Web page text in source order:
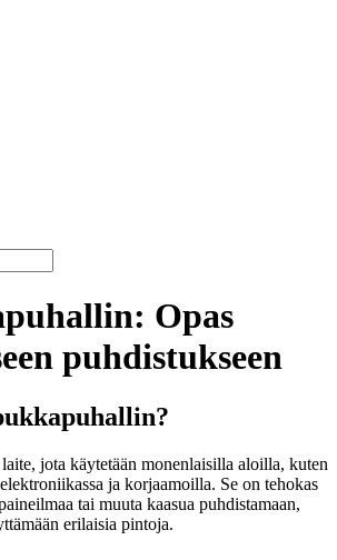
Opas
puhdistukseen
jota käytetään monenlaisilla aloilla, kuten
ja korjaamoilla. Se on tehokas
tai muuta kaasua puhdistamaan,
erilaisia pintoja.